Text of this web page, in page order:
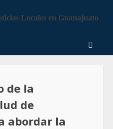
de la
de
abordar la